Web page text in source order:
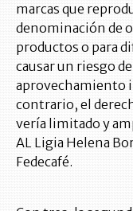
marcas que
denominación de
productos o para
causar un riesgo
aprovechamiento
contrario, el
vería limitado y
AL Ligia Helena
Fedecafé.